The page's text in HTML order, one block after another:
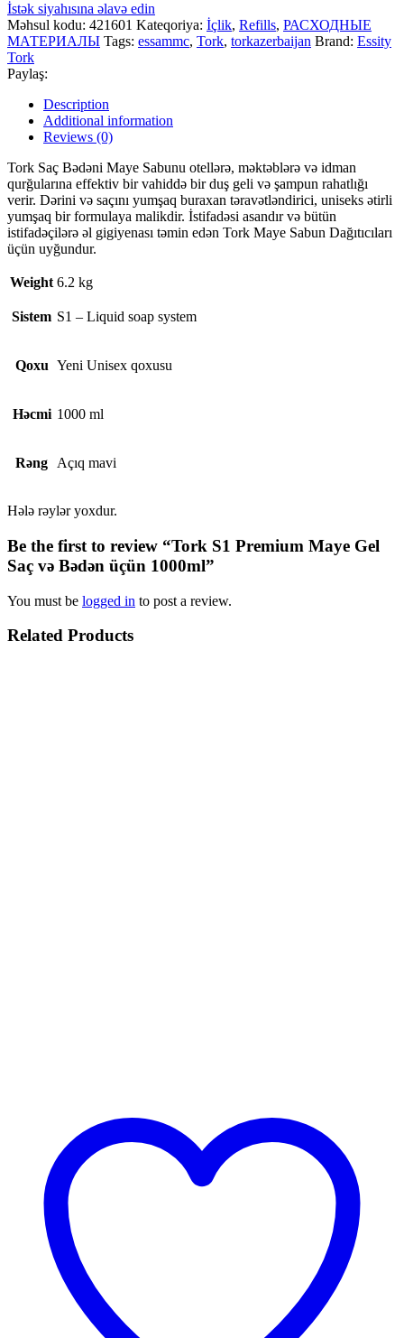
İstək siyahısına əlavə edin
Məhsul kodu: 421601 Kateqoriya: İçlik, Refills, РАСХОДНЫЕ
МАТЕРИАЛЫ Tags: essammc, Tork, torkazerbaijan Brand: Essity
Tork
Paylaş:
Description
Additional information
Reviews (0)
Tork Saç Bədəni Maye Sabunu otellərə, məktəblərə və idman
qurğularına effektiv bir vahiddə bir duş geli və şampun rahatlığı
verir. Dərini və saçını yumşaq buraxan təravətləndirici, uniseks ətirli
yumşaq bir formulaya malikdir. İstifadəsi asandır və bütün
istifadəçilərə əl gigiyenası təmin edən Tork Maye Sabun Dağıtıcıları
üçün uyğundur.
Weight 6.2 kg
Sistem S1 – Liquid soap system
Qoxu Yeni Unisex qoxusu
Həcmi 1000 ml
Rəng Açıq mavi
Hələ rəylər yoxdur.
Be the first to review “Tork S1 Premium Maye Gel
Saç və Bədən üçün 1000ml”
You must be logged in to post a review.
Related Products